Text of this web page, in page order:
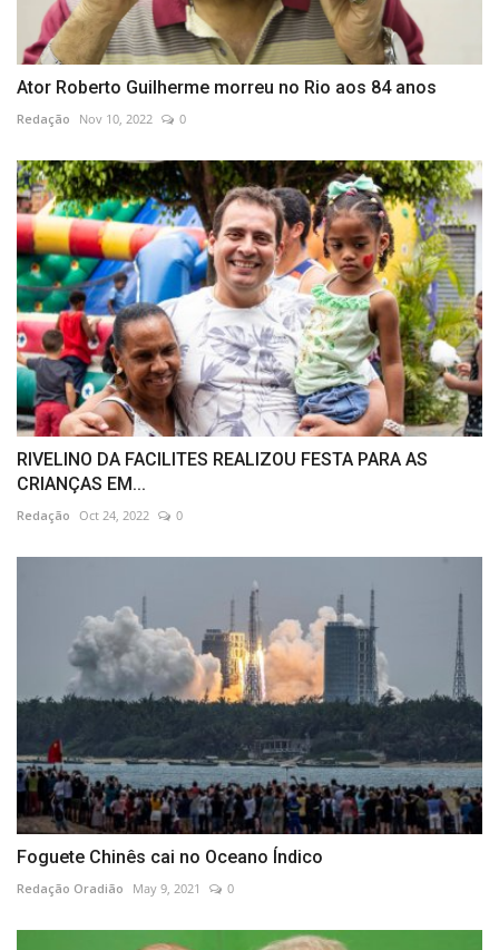
Ator Roberto Guilherme morreu no Rio aos 84 anos
Redação Nov 10, 2022 0
RIVELINO DA FACILITES REALIZOU FESTA PARA AS
CRIANÇAS EM...
Redação Oct 24, 2022 0
Foguete Chinês cai no Oceano Índico
Redação Oradião May 9, 2021 0